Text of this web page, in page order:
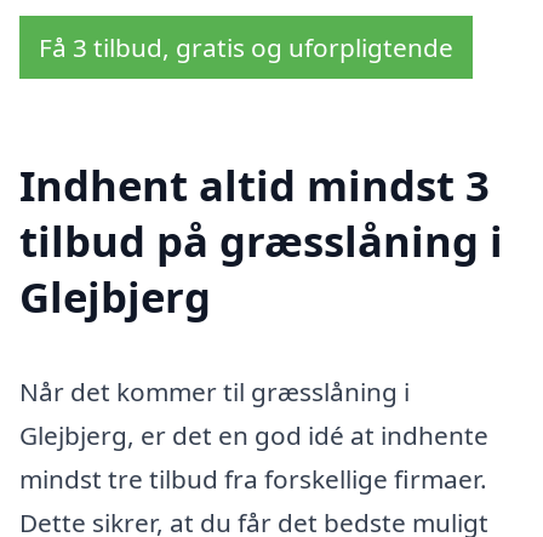
Få 3 tilbud, gratis og uforpligtende
Indhent altid mindst 3
tilbud på græsslåning i
Glejbjerg
Når det kommer til græsslåning i
Glejbjerg, er det en god idé at indhente
mindst tre tilbud fra forskellige firmaer.
Dette sikrer, at du får det bedste muligt